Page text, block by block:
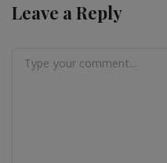
Leave a Reply